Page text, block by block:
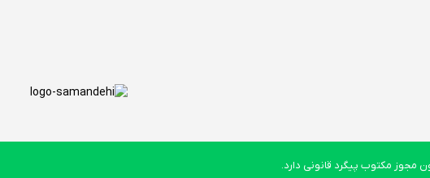
مکتوب پیگرد قانونی دارد.